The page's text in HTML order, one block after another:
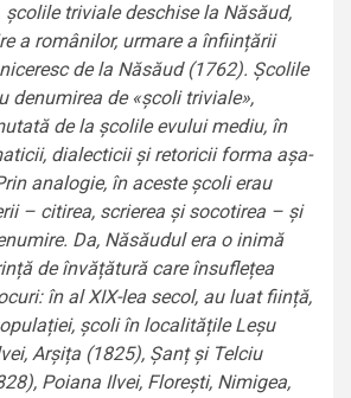
școlile triviale deschise la Năsăud,
a românilor, urmare a înființării
de la Năsăud (1762). Școlile
denumirea de «școli triviale»,
de la școlile evului mediu, în
dialecticii și retoricii forma așa-
analogie, în aceste școli erau
– citirea, scrierea și socotirea – și
Da, Năsăudul era o inimă
de învățătură care însuflețea
în al XIX-lea secol, au luat ființă,
școli în localitățile Leșu
Arșița (1825), Șanț și Telciu
Poiana Ilvei, Florești, Nimigea,